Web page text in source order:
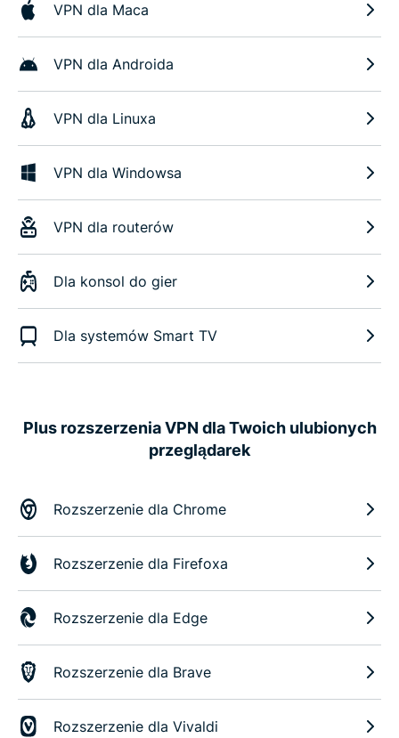
VPN dla Maca
VPN dla Androida
VPN dla Linuxa
VPN dla Windowsa
VPN dla routerów
Dla konsol do gier
Dla systemów Smart TV
Plus rozszerzenia VPN dla Twoich ulubionych
przeglądarek
Rozszerzenie dla Chrome
Rozszerzenie dla Firefoxa
Rozszerzenie dla Edge
Rozszerzenie dla Brave
Rozszerzenie dla Vivaldi